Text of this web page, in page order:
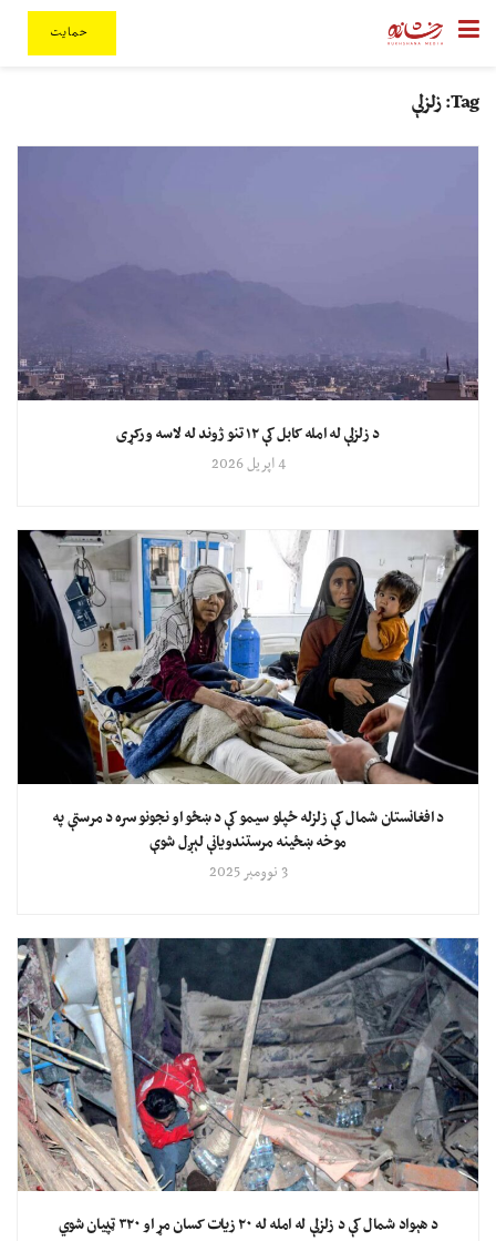
حمایت
Tag: زلزلې
د زلزلې له امله کابل کې ۱۲ تنو ژوند له لاسه ورکړی
4 اپریل 2026
د افغانستان شمال کې زلزله ځپلو سیمو کې د ښځو او نجونو سره د مرستې په
موخه ښځینه مرستندویانې لېږل شوې
3 نوومبر 2025
د هېواد شمال کې د زلزلې له امله له ۲۰ زیات کسان مړ او ۳۲۰ ټپیان شوي